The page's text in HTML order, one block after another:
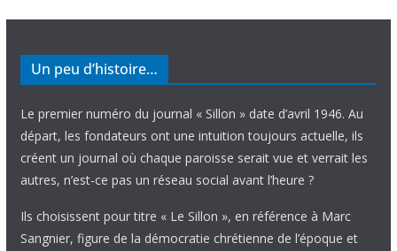
Un peu d’histoire…
Le premier numéro du journal « Sillon » date d’avril 1946. Au
départ, les fondateurs ont une intuition toujours actuelle, ils
créent un journal où chaque paroisse serait vue et verrait les
autres, n’est-ce pas un réseau social avant l’heure ?
Ils choisissent pour titre « Le Sillon », en référence à Marc
Sangnier, figure de la démocratie chrétienne de l’époque et